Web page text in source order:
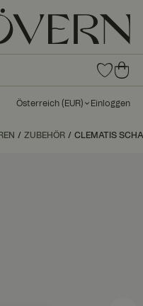
0
Arti
in
orit
0
Art
ike
de
Österreich ( EUR) Einloggen
ZUBEHÖR CLEMATIS